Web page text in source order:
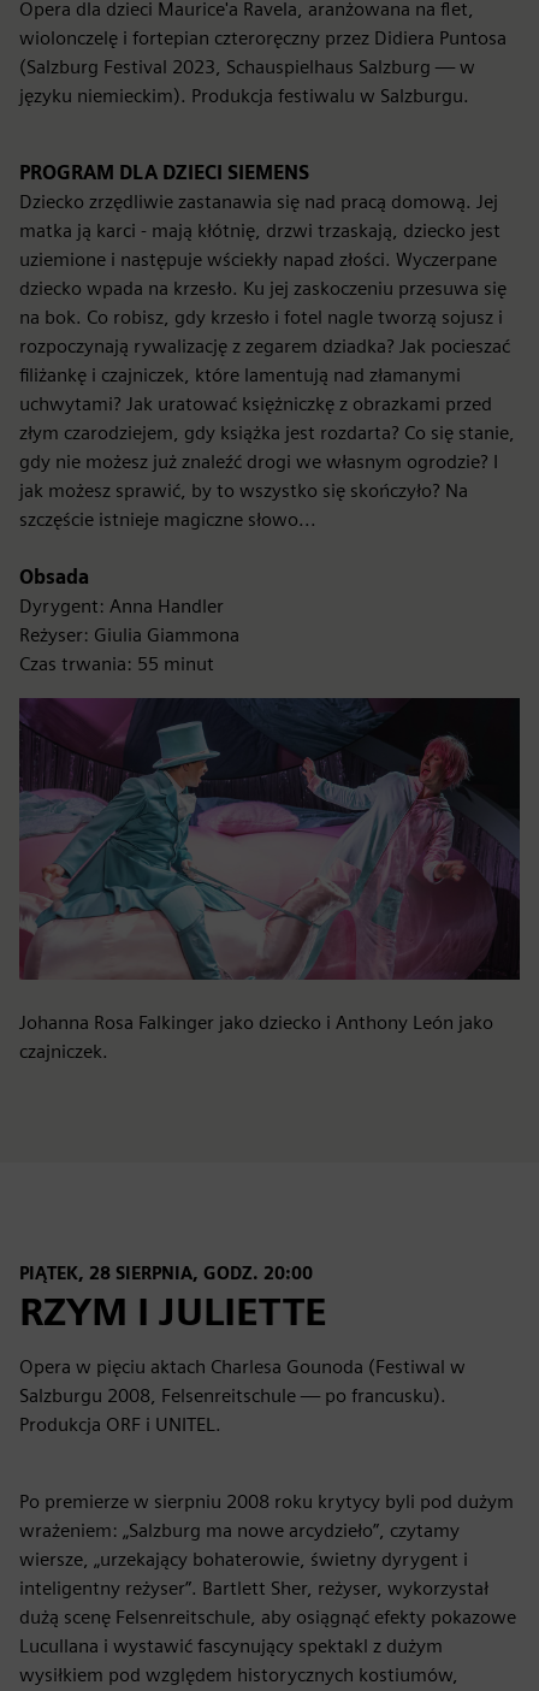
Opera dla dzieci Maurice'a Ravela, aranżowana na flet,
wiolonczelę i fortepian czteroręczny przez Didiera Puntosa
(Salzburg Festival 2023, Schauspielhaus Salzburg — w
języku niemieckim). Produkcja festiwalu w Salzburgu.
PROGRAM DLA DZIECI SIEMENS
Dziecko zrzędliwie zastanawia się nad pracą domową. Jej
matka ją karci - mają kłótnię, drzwi trzaskają, dziecko jest
uziemione i następuje wściekły napad złości. Wyczerpane
dziecko wpada na krzesło. Ku jej zaskoczeniu przesuwa się
na bok. Co robisz, gdy krzesło i fotel nagle tworzą sojusz i
rozpoczynają rywalizację z zegarem dziadka? Jak pocieszać
filiżankę i czajniczek, które lamentują nad złamanymi
uchwytami? Jak uratować księżniczkę z obrazkami przed
złym czarodziejem, gdy książka jest rozdarta? Co się stanie,
gdy nie możesz już znaleźć drogi we własnym ogrodzie? I
jak możesz sprawić, by to wszystko się skończyło? Na
szczęście istnieje magiczne słowo...
Obsada
Dyrygent: Anna Handler
Reżyser: Giulia Giammona
Czas trwania: 55 minut
Johanna Rosa Falkinger jako dziecko i Anthony León jako
czajniczek.
PIĄTEK, 28 SIERPNIA, GODZ. 20:00
RZYM I JULIETTE
Opera w pięciu aktach Charlesa Gounoda (Festiwal w
Salzburgu 2008, Felsenreitschule — po francusku).
Produkcja ORF i UNITEL.
Po premierze w sierpniu 2008 roku krytycy byli pod dużym
wrażeniem: „Salzburg ma nowe arcydzieło”, czytamy
wiersze, „urzekający bohaterowie, świetny dyrygent i
inteligentny reżyser”. Bartlett Sher, reżyser, wykorzystał
dużą scenę Felsenreitschule, aby osiągnąć efekty pokazowe
Lucullana i wystawić fascynujący spektakl z dużym
wysiłkiem pod względem historycznych kostiumów,